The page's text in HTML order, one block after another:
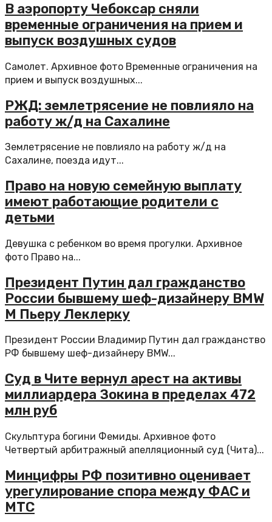
В аэропорту Чебоксар сняли
временные ограничения на прием и
выпуск воздушных судов
Самолет. Архивное фото Временные ограничения на
прием и выпуск воздушных...
РЖД: землетрясение не повлияло на
работу ж/д на Сахалине
Землетрясение не повлияло на работу ж/д на
Сахалине, поезда идут...
Право на новую семейную выплату
имеют работающие родители с
детьми
Девушка с ребенком во время прогулки. Архивное
фото Право на...
Президент Путин дал гражданство
России бывшему шеф-дизайнеру BMW
M Пьеру Леклерку
Президент России Владимир Путин дал гражданство
РФ бывшему шеф-дизайнеру BMW...
Суд в Чите вернул арест на активы
миллиардера Зокина в пределах 472
млн руб
Скульптура богини Фемиды. Архивное фото
Четвертый арбитражный апелляционный суд (Чита)...
Минцифры РФ позитивно оценивает
урегулирование спора между ФАС и
МТС